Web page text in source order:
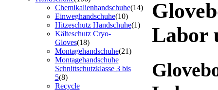
Chemikalienhandschuhe(14)
Einweghandschuhe(10)
Hitzeschutz Handschuhe(1)
Kälteschutz Cryo-
Gloves(18)
Montagehandschuhe(21)
Montagehandschuhe
Schnittschutzklasse 3 bis
5(8)
Recycle
Labor